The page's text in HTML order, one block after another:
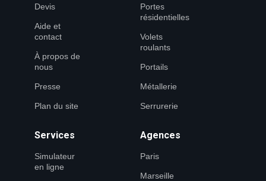
Devis
Aide et
contact
À propos de
nous
Presse
Plan du site
Portes
résidentielles
Volets
roulants
Portails
Métallerie
Serrurerie
Services
Simulateur
en ligne
Agences
Paris
Marseille